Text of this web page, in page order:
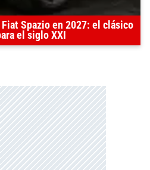
Spazio en 2027: el clásico
el siglo XXI